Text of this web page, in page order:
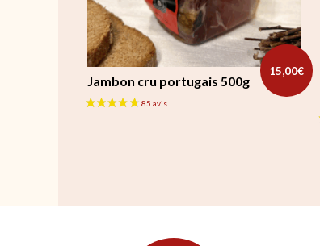
Jambon cru portugais 500g
15,00€